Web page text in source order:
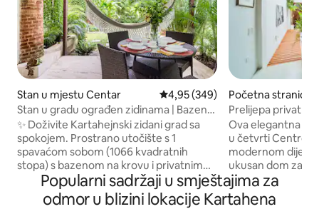
Stan u mjestu Centar prosječna ocjena 4,95 od 5,
4,95 (349)
Stan u gradu ograđen zidinama | Bazen
na krovu + privatna bašta
✨ Doživite Kartahejnski zidani grad sa
spokojem. Prostrano utočište s 1
spavaćom sobom (1066 kvadratnih
stopa) s bazenom na krovu i privatnim
vrtom - nekoliko koraka od trga Plaza
San Diego i tržnog centra La Serrezuela.
Uživajte u klima-uređaju, brzom Wi-Fi-ju,
Početna stranica
an Dijego
Prelijepa privatna
Historiku, bazen.
Ova elegantna
u četvrti Centro
modernom dijelu
ukusan dom za
Ovaj objekat nudi
bazen, malu
koktele uz
Popularni sadržaji u smještajima za
odmor u blizini lokacije Kartahena